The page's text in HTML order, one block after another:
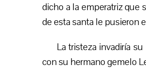
dicho a la emperatriz que
de esta santa le pusieron
La tristeza invadiría
con su hermano gemelo